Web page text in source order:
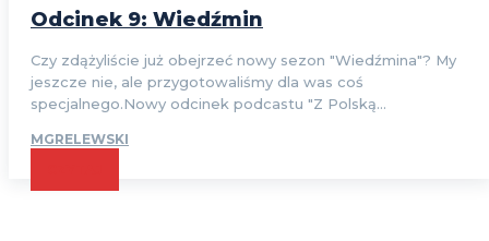
Odcinek 9: Wiedźmin
Czy zdążyliście już obejrzeć nowy sezon "Wiedźmina"? My
jeszcze nie, ale przygotowaliśmy dla was coś
specjalnego.Nowy odcinek podcastu "Z Polską...
MGRELEWSKI